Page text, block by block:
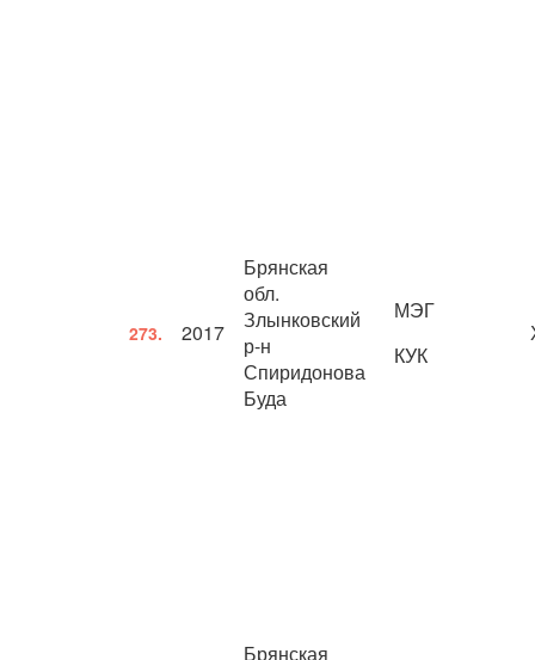
273. 2017
Брянская
обл.
Злынковский
р-н
Спиридонова
Буда
МЭГ
КУК
Брянская